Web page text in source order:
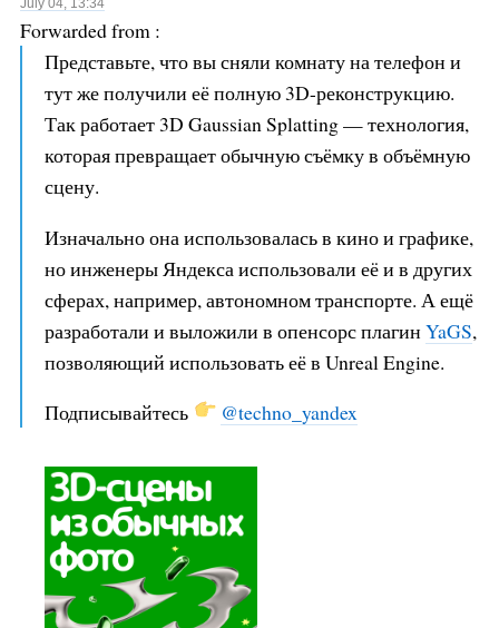
July 04, 13:34
Forwarded from :
Представьте, что вы сняли комнату на телефон и
тут же получили её полную 3D-реконструкцию.
Так работает 3D Gaussian Splatting — технология,
которая превращает обычную съёмку в объёмную
сцену.
Изначально она использовалась в кино и графике,
но инженеры Яндекса использовали её и в других
сферах, например, автономном транспорте. А ещё
разработали и выложили в опенсорс плагин YaGS,
позволяющий использовать её в Unreal Engine.
Подписывайтесь
@techno_yandex